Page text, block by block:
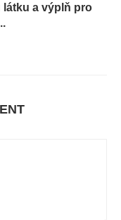
a výplň pro